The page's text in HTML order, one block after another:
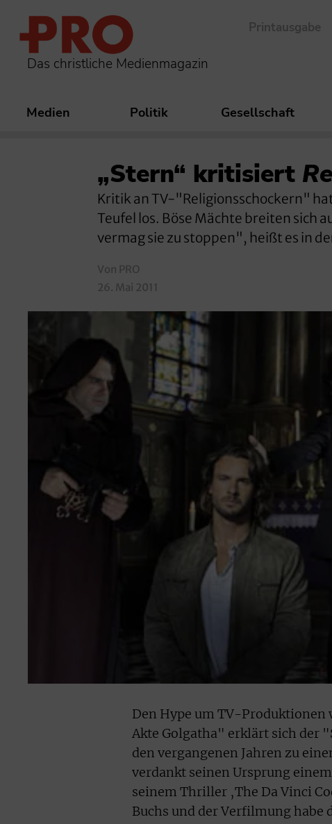
Das christliche Medienmagazin
Printausgabe
Medien Politik Gesellschaft
„Stern“ kritisiert
Kritik an TV-"Religionsschockern"
Teufel los. Böse Mächte breiten sich
vermag sie zu stoppen", heißt es in
Von PRO
26. Mai 2011
Den Hype um TV-
Akte Golgatha" erklärt sich der
den vergangenen Jahren zu
verdankt seinen Ursprung
seinem Thriller ‚The Da Vinci
Buchs und der Verfilmung habe